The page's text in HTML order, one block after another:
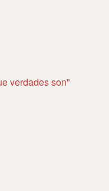
verdades son"